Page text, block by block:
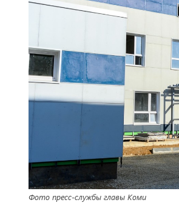
Фото пресс-службы главы Коми